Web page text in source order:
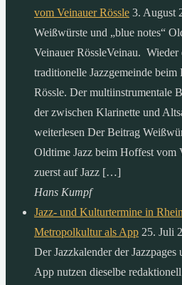
vom Veinauer Rössle 3. August
Weißwürste und „blue notes“
Veinauer RössleVeinau.
traditionelle Jazzgemeinde
Rössle. Der multiinstrumentale
der zwischen Klarinette und
weiterlesen Der Beitrag
Oldtime Jazz beim Hoffest vom
zuerst auf Jazz […]
Hans Kumpf
Jazz- und Kulturtermine in
Metropolkultur als App 25. Juli
Der Jazzkalender der
App nutzen dieselbe